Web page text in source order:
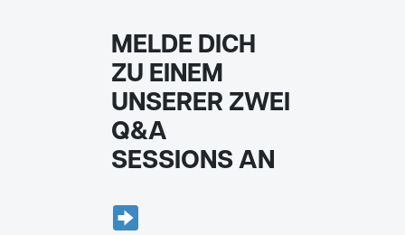
MELDE DICH
ZU EINEM
UNSERER ZWEI
Q&A
SESSIONS AN